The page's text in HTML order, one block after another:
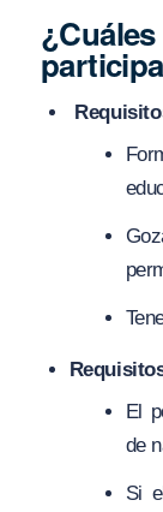
El
de
Si